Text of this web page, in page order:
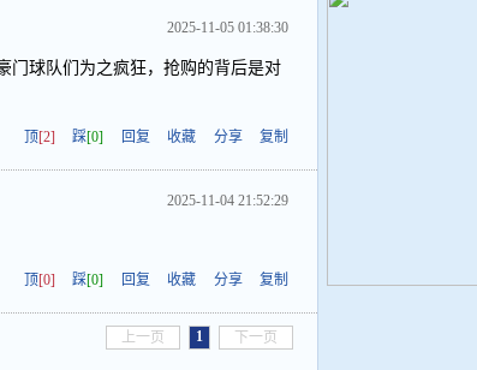
2025-11-05 01:38:30
门球队们为之疯狂，抢购的背后是对
顶[2] 踩[0] 回复 收藏 分享 复制
2025-11-04 21:52:29
顶[0] 踩[0] 回复 收藏 分享 复制
上一页 1 下一页